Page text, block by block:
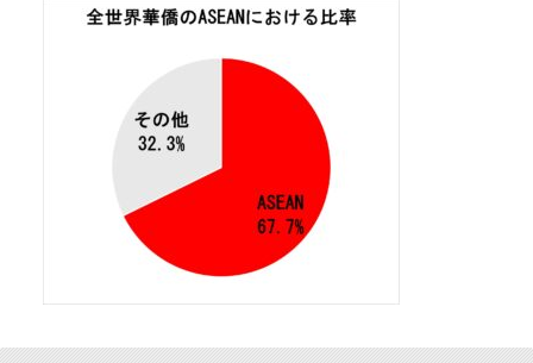
お問い合わせ